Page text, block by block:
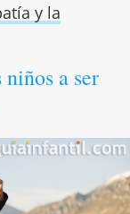
y la
niños a ser